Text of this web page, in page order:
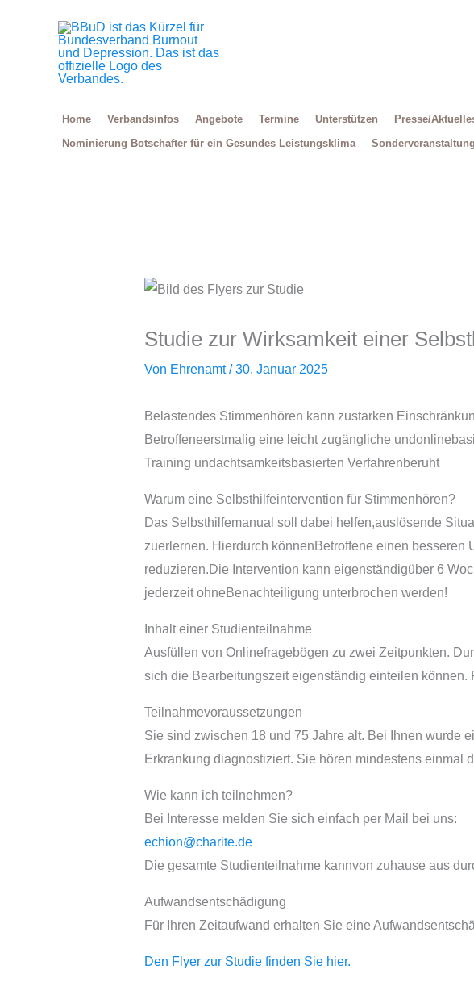
Home Verbandsinfos Angebote Termine Unterstützen Presse/
Nominierung Botschafter für ein Gesundes Leistungsklima
Studie zur Wirksamkeit einer
Von Ehrenamt/30. Januar 2025
Belastendes Stimmenhören kann zustarken
Betroffeneerstmalig eine leicht zugängliche
Training undachtsamkeitsbasierten Verfahrenberuht
Warum eine Selbsthilfeintervention für Stimmenhören?
Das Selbsthilfemanual soll dabei helfen,auslösende
zuerlernen. Hierdurch könnenBetroffene einen
reduzieren.Die Intervention kann eigenständigüber 6
jederzeit ohneBenachteiligung unterbrochen werden!
Inhalt einer Studienteilnahme
Ausfüllen von Onlinefragebögen zu zwei Zeitpunkten.
sich die Bearbeitungszeit eigenständig einteilen
Teilnahmevoraussetzungen
Sie sind zwischen 18 und 75 Jahre alt. Bei Ihnen wurde
Erkrankung diagnostiziert. Sie hören mindestens einmal
Wie kann ich teilnehmen?
Bei Interesse melden Sie sich einfach per Mail bei uns:
echion@charite.de
Die gesamte Studienteilnahme kannvon zuhause aus
Aufwandsentschädigung
Für Ihren Zeitaufwand erhalten Sie eine
Den Flyer zur Studie finden Sie hier.